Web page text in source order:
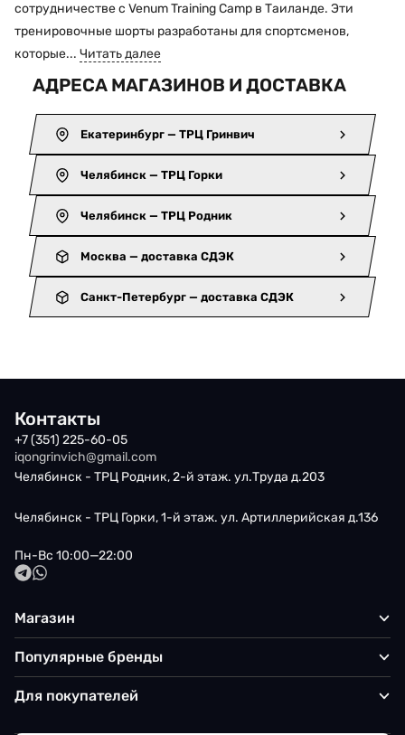
сотрудничестве с Venum Training Camp в Таиланде. Эти
тренировочные шорты разработаны для спортсменов,
которые... Читать далее
АДРЕСА МАГАЗИНОВ И ДОСТАВКА
Екатеринбург — ТРЦ Гринвич
Челябинск — ТРЦ Горки
Челябинск — ТРЦ Родник
Москва — доставка СДЭК
Санкт-Петербург — доставка СДЭК
Контакты
+7 (351) 225-60-05
iqongrinvich@gmail.com
Челябинск - ТРЦ Родник, 2-й этаж. ул.Труда д.203
Челябинск - ТРЦ Горки, 1-й этаж. ул. Артиллерийская д.136
Пн-Вс 10:00—22:00
Магазин
Популярные бренды
Для покупателей